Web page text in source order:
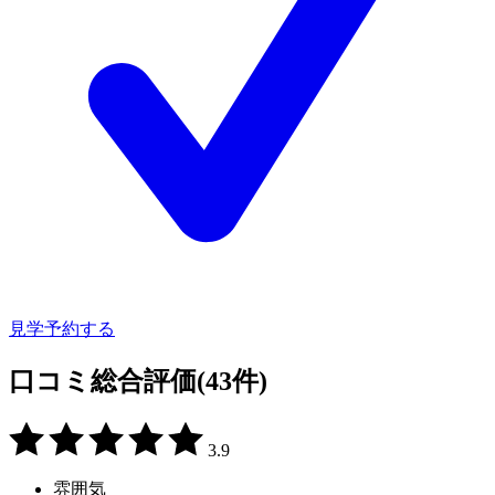
見学予約する
口コミ総合評価(43件)
3.9
雰囲気